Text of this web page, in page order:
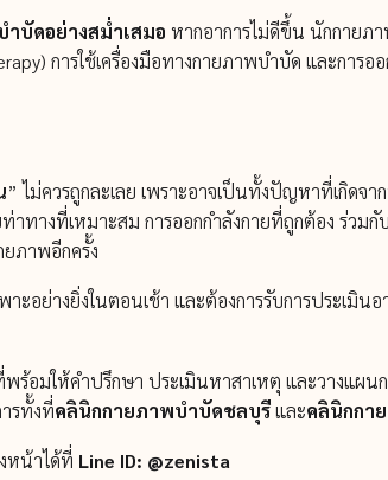
ำบัดอย่างสม่ำเสมอ หากอาการไม่ดีขึ้น นักกายภ
การใช้เครื่องมือทางกายภาพบำบัด และกา
” ไม่ควรถูกละเลย เพราะอาจเป็นทั้งปัญหาที่เกิด
าทางที่เหมาะสม การออกกำลังกายที่ถูกต้อง ร่ว
ยภาพอีกครั้ง
าะอย่างยิ่งในตอนเช้า และต้องการรับการประเมินอ
พร้อมให้คำปรึกษา ประเมินหาสาเหตุ และวางแผ
รทั้งที่คลินิกกายภาพบำบัดชลบุรีและคลินิกกา
หน้าได้ที่ Line ID: @zenista